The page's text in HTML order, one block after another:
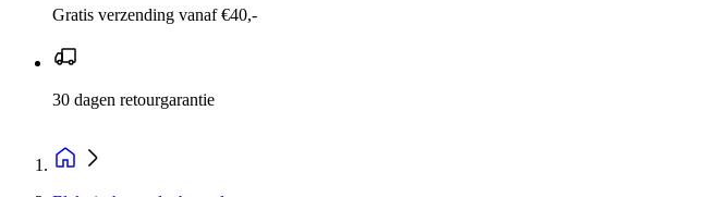
Gratis verzending vanaf €40,-
30 dagen retourgarantie